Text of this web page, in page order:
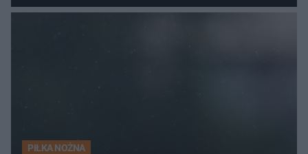
PIŁKA NOŻNA